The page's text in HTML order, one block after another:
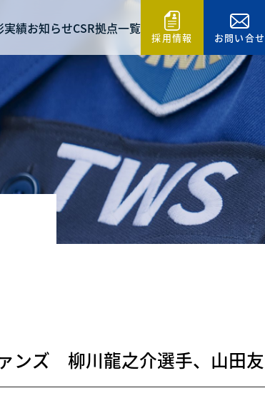
実績お知らせCSR拠点一覧
採用情報 お問い合せ
ンズ 柳川龍之介選手、山田友